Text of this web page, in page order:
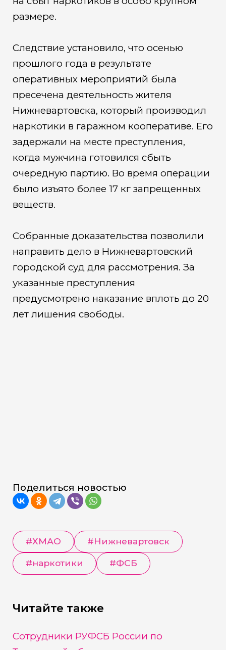
размере.
Следствие установило, что осенью
прошлого года в результате
оперативных мероприятий была
пресечена деятельность жителя
Нижневартовска, который производил
наркотики в гаражном кооперативе. Его
задержали на месте преступления,
когда мужчина готовился сбыть
очередную партию. Во время операции
было изъято более 17 кг запрещенных
веществ.
Собранные доказательства позволили
направить дело в Нижневартовский
городской суд для рассмотрения. За
указанные преступления
предусмотрено наказание вплоть до 20
лет лишения свободы.
Поделиться новостью
#ХМАО #Нижневартовск
#наркотики #ФСБ
Читайте также
Сотрудники РУФСБ России по